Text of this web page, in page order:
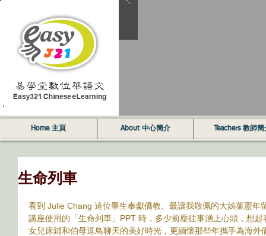
Home 主頁 About 中心簡介 Teachers 教師簡
生命列車
看到 Julie Chang 這位畢生奉獻僑教、最讓我敬佩的大姊葉憲
講座使用的「生命列車」PPT 時，多少前塵往事湧上心頭，想
女兒床鋪和伯母逗鳥聊天的美好時光，更緬懷那些年攜手為海外